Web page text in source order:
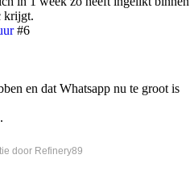
krijgt.
#6
en dat Whatsapp nu te groot is
door Refinery89